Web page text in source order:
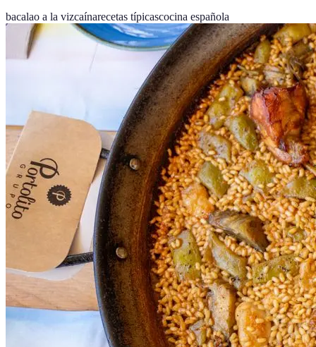
bacalao a la vizcaínarecetas típicascocina española